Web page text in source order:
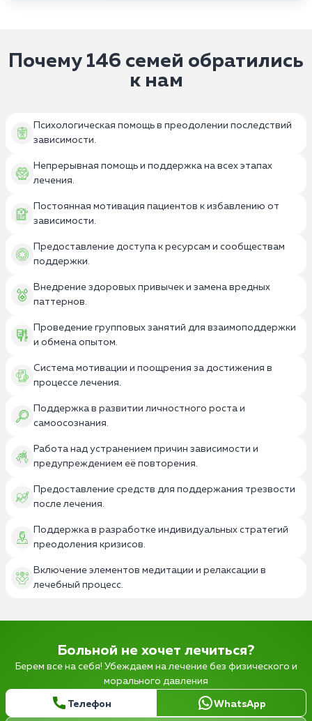
Почему 146 семей обратились
к нам
Психологическая помощь в преодолении последствий
зависимости.
Непрерывная помощь и поддержка на всех этапах
лечения.
Постоянная мотивация пациентов к избавлению от
зависимости.
Предоставление доступа к ресурсам и сообществам
поддержки.
Внедрение здоровых привычек и замена вредных
паттернов.
Проведение групповых занятий для взаимоподдержки
и обмена опытом.
Система мотивации и поощрения за достижения в
процессе лечения.
Поддержка в развитии личностного роста и
самоосознания.
Работа над устранением причин зависимости и
предупреждением её повторения.
Предоставление средств для поддержания трезвости
после лечения.
Поддержка в разработке индивидуальных стратегий
преодоления кризисов.
Включение элементов медитации и релаксации в
лечебный процесс.
Больной не хочет лечиться?
Берем все на себя! Убеждаем на лечение без физического и
морального давления
Телефон WhatsApp